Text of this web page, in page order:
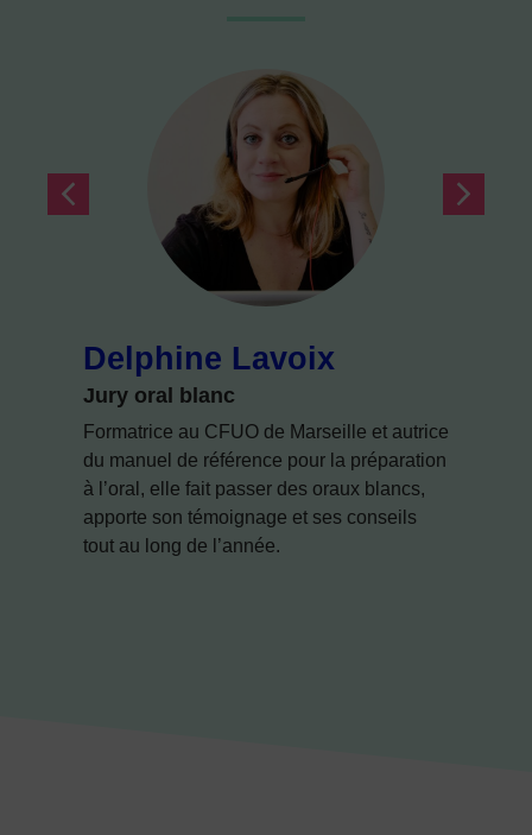
Delphine Lavoix
Jury oral blanc
Formatrice au CFUO de Marseille et autrice
du manuel de référence pour la préparation
à l’oral, elle fait passer des oraux blancs,
apporte son témoignage et ses conseils
tout au long de l’année.